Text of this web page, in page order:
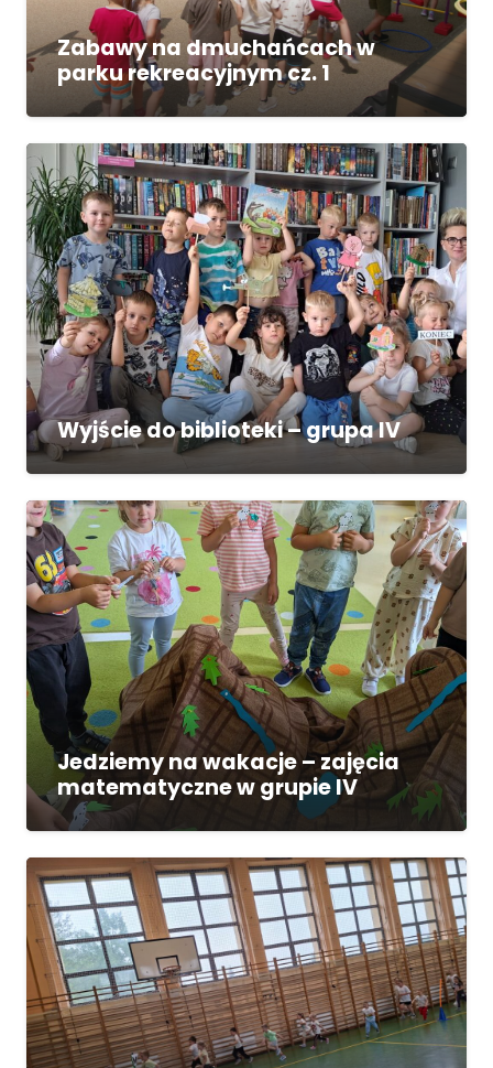
Zabawy na dmuchańcach w
parku rekreacyjnym cz. 1
Wyjście do biblioteki – grupa IV
Jedziemy na wakacje – zajęcia
matematyczne w grupie IV